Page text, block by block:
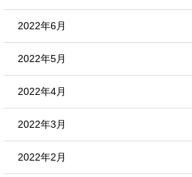
2022年6月
2022年5月
2022年4月
2022年3月
2022年2月